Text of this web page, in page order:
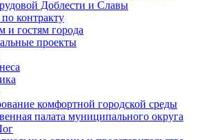
Доблести и Славы
контракту
и гостям города
проекты
комфортной городской среды
палата муниципального округа